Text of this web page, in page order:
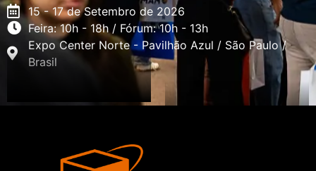
15 - 17 de Setembro de 2026
Feira: 10h - 18h / Fórum: 10h - 13h
Expo Center Norte - Pavilhão Azul / São Paulo /
Brasil